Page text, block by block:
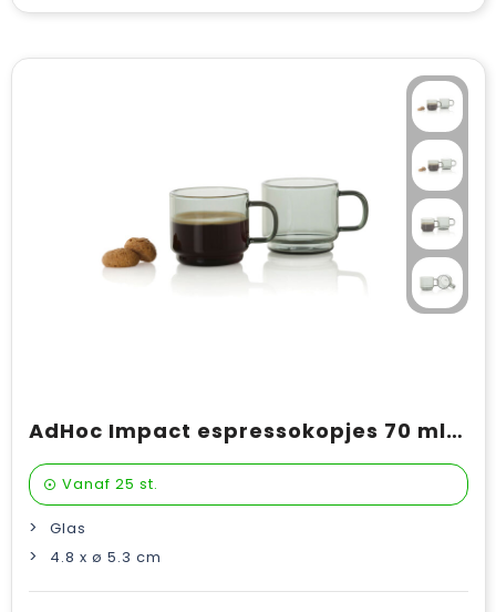
AdHoc Impact espressokopjes 70 ml, set van 2 stuks
Vanaf 25 st.
Glas
4.8 x ø 5.3 cm